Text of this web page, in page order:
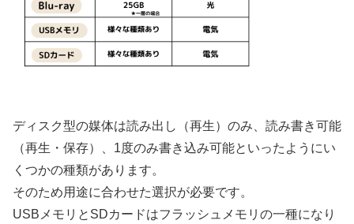
ディスク型の媒体は読み出し（再生）のみ、読み書き可能
（再生・保存）、1度のみ書き込み可能といったようにい
くつかの種類があります。
そのため用途に合わせた選択が必要です。
USBメモリとSDカードはフラッシュメモリの一種になり